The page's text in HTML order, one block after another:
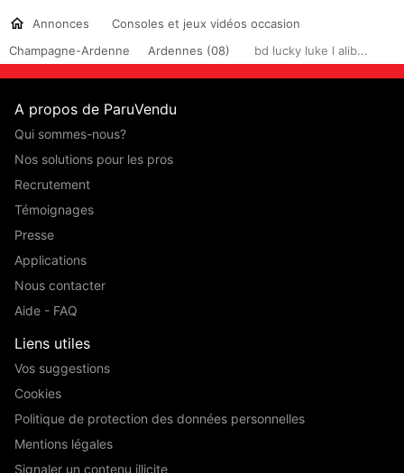
Annonces
Consoles et jeux vidéos occasion
Champagne-Ardenne
Ardennes (08) bd lucky luke l alib...
A propos de ParuVendu
Qui sommes-nous?
Nos solutions pour les pros
Recrutement
Témoignages
Presse
Applications
Nous contacter
Aide - FAQ
Liens utiles
Vos suggestions
Cookies
Politique de protection des données personnelles
Mentions légales
Signaler un contenu illicite